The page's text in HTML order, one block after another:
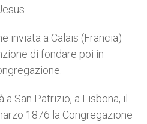
inviata a Calais (Francia)
di fondare poi in
San Patrizio, a Lisbona, il
1876 la Congregazione